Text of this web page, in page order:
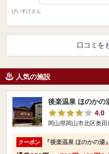
ぴいすけさん
口コミを
人気の施設
後楽温泉 ほのかの
4.0
岡山県岡山市北区奥
クーポン 『後楽温泉 ほのかの湯